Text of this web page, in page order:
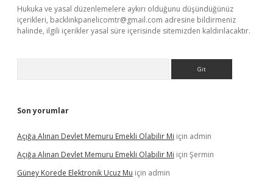
Hukuka ve yasal düzenlemelere aykırı olduğunu düşündüğünüz
içerikleri, backlinkpanelicomtr@gmail.com adresine bildirmeniz
halinde, ilgili içerikler yasal süre içerisinde sitemizden kaldırılacaktır.
Son yorumlar
Açığa Alınan Devlet Memuru Emekli Olabilir Mi için admin
Açığa Alınan Devlet Memuru Emekli Olabilir Mi için Şermin
Güney Korede Elektronik Ucuz Mu için admin